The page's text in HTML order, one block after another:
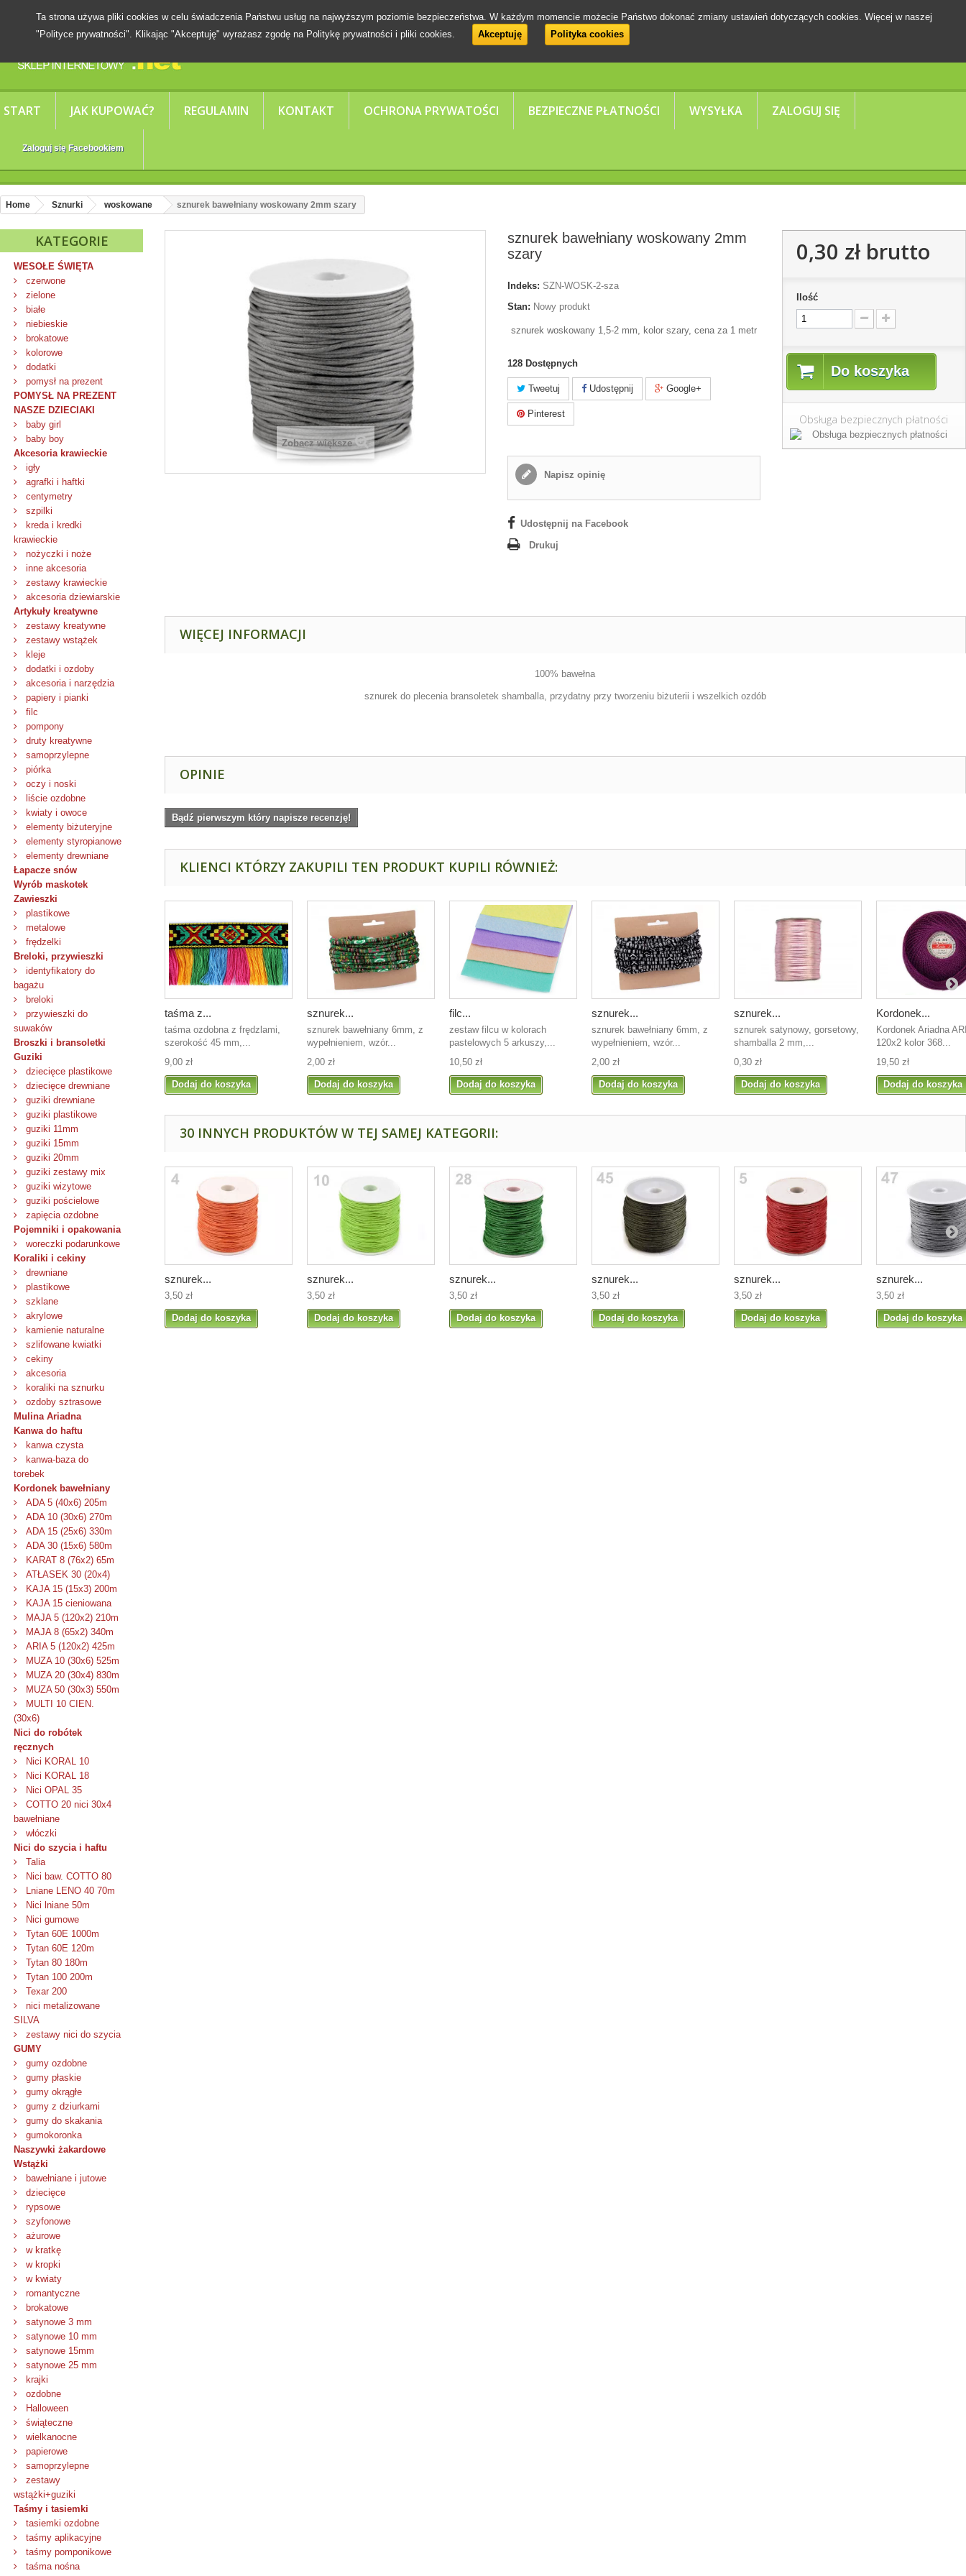
START JAK KUPOWAĆ? REGULAMIN KONTAKT OCHRONA PRYWATOŚCI BEZPIECZNE PŁATNOŚCI WYSYŁKA ZALOGUJ SIĘ
Zaloguj się Facebookiem
Ta strona używa pliki cookies w celu świadczenia Państwu usług na najwyższym poziomie bezpieczeństwa. W każdym momencie możecie Państwo dokonać zmiany ustawień dotyczących cookies. Więcej w naszej
"Polityce prywatności". Klikając "Akceptuję" wyrażasz zgodę na Politykę prywatności i pliki cookies.
Akceptuję Polityka cookies
Home Sznurki woskowane sznurek bawełniany woskowany 2mm szary
KATEGORIE
WESOŁE ŚWIĘTA
czerwone
zielone
białe
niebieskie
brokatowe
kolorowe
dodatki
pomysł na prezent
POMYSŁ NA PREZENT
NASZE DZIECIAKI
baby girl
baby boy
Akcesoria krawieckie
igły
agrafki i haftki
centymetry
szpilki
kreda i kredki
krawieckie
nożyczki i noże
inne akcesoria
zestawy krawieckie
akcesoria dziewiarskie
Artykuły kreatywne
zestawy kreatywne
zestawy wstążek
kleje
dodatki i ozdoby
akcesoria i narzędzia
papiery i pianki
filc
pompony
druty kreatywne
samoprzylepne
piórka
oczy i noski
liście ozdobne
kwiaty i owoce
elementy biżuteryjne
elementy styropianowe
elementy drewniane
Łapacze snów
Wyrób maskotek
Zawieszki
plastikowe
metalowe
frędzelki
Breloki, przywieszki
identyfikatory do
bagażu
breloki
przywieszki do
suwaków
Broszki i bransoletki
Guziki
dziecięce plastikowe
dziecięce drewniane
guziki drewniane
guziki plastikowe
guziki 11mm
guziki 15mm
guziki 20mm
guziki zestawy mix
guziki wizytowe
guziki pościelowe
zapięcia ozdobne
Pojemniki i opakowania
woreczki podarunkowe
Koraliki i cekiny
drewniane
plastikowe
szklane
akrylowe
kamienie naturalne
szlifowane kwiatki
cekiny
akcesoria
koraliki na sznurku
ozdoby sztrasowe
Mulina Ariadna
Kanwa do haftu
kanwa czysta
kanwa-baza do
torebek
Kordonek bawełniany
ADA 5 (40x6) 205m
ADA 10 (30x6) 270m
ADA 15 (25x6) 330m
ADA 30 (15x6) 580m
KARAT 8 (76x2) 65m
ATŁASEK 30 (20x4)
KAJA 15 (15x3) 200m
KAJA 15 cieniowana
MAJA 5 (120x2) 210m
MAJA 8 (65x2) 340m
ARIA 5 (120x2) 425m
MUZA 10 (30x6) 525m
MUZA 20 (30x4) 830m
MUZA 50 (30x3) 550m
MULTI 10 CIEN.
(30x6)
Nici do robótek
ręcznych
Nici KORAL 10
Nici KORAL 18
Nici OPAL 35
COTTO 20 nici 30x4
bawełniane
włóczki
Nici do szycia i haftu
Talia
Nici baw. COTTO 80
Lniane LENO 40 70m
Nici lniane 50m
Nici gumowe
Tytan 60E 1000m
Tytan 60E 120m
Tytan 80 180m
Tytan 100 200m
Texar 200
nici metalizowane
SILVA
zestawy nici do szycia
GUMY
gumy ozdobne
gumy płaskie
gumy okrągłe
gumy z dziurkami
gumy do skakania
gumokoronka
Naszywki żakardowe
Wstążki
bawełniane i jutowe
dziecięce
rypsowe
szyfonowe
ażurowe
w kratkę
w kropki
w kwiaty
romantyczne
brokatowe
satynowe 3 mm
satynowe 10 mm
satynowe 15mm
satynowe 25 mm
krajki
ozdobne
Halloween
świąteczne
wielkanocne
papierowe
samoprzylepne
zestawy
wstążki+guziki
Taśmy i tasiemki
tasiemki ozdobne
taśmy aplikacyjne
taśmy pomponikowe
taśma nośna
Zobacz większe
sznurek bawełniany woskowany 2mm
szary
Indeks: SZN-WOSK-2-sza
Stan: Nowy produkt
sznurek woskowany 1,5-2 mm, kolor szary, cena za 1 metr
128 Dostępnych
Tweetuj Udostępnij Google+
Pinterest
Napisz opinię
Udostępnij na Facebook
Drukuj
0,30 złbrutto
Ilość
Do koszyka
Obsługa bezpiecznych płatności
WIĘCEJ INFORMACJI
100% bawełna
sznurek do plecenia bransoletek shamballa, przydatny przy tworzeniu biżuterii i wszelkich ozdób
OPINIE
Bądź pierwszym który napisze recenzję!
KLIENCI KTÓRZY ZAKUPILI TEN PRODUKT KUPILI RÓWNIEŻ:
taśma z...
taśma ozdobna z frędzlami,
szerokość 45 mm,...
9,00 zł
Dodaj do koszyka
sznurek...
sznurek bawełniany 6mm, z
wypełnieniem, wzór...
2,00 zł
Dodaj do koszyka
filc...
zestaw filcu w kolorach
pastelowych 5 arkuszy,...
10,50 zł
Dodaj do koszyka
sznurek...
sznurek bawełniany 6mm, z
wypełnieniem, wzór...
2,00 zł
Dodaj do koszyka
sznurek...
sznurek satynowy, gorsetowy,
shamballa 2 mm,...
0,30 zł
Dodaj do koszyka
Kordonek...
Kordonek Ariadna
120x2 kolor 368...
19,50 zł
Dodaj do koszyka
30 INNYCH PRODUKTÓW W TEJ SAMEJ KATEGORII:
sznurek...
3,50 zł
Dodaj do koszyka
sznurek...
3,50 zł
Dodaj do koszyka
sznurek...
3,50 zł
Dodaj do koszyka
sznurek...
3,50 zł
Dodaj do koszyka
sznurek...
3,50 zł
Dodaj do koszyka
sznurek...
3,50 zł
Dodaj do koszyka